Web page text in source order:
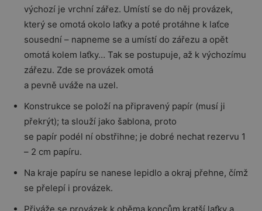
výchozí je vrchní zářez. Umístí se do něj provázek,
který se omotá okolo laťky a poté protáhne k laťce
sousední – napneme se a umístí do zářezu a opět
omotá kolem laťky… Tak se postupuje, až k výchozímu
zářezu. Zde se provázek omotá
a pevně uváže na uzel.
Konstrukce se položí na připravený papír (musí ji
překrýt); ta slouží jako šablona, proto
se papír podél ní obstřihne; je dobré nechat rezervu 1
– 2 cm papíru.
Na kraje papíru se nanese lepidlo a okraj přehne, čímž
se přelepí i provázek.